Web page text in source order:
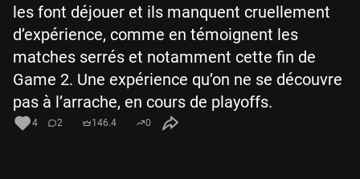
les font déjouer et ils manquent cruellement
d’expérience, comme en témoignent les
matches serrés et notamment cette fin de
Game 2. Une expérience qu’on ne se découvre
pas à l’arrache, en cours de playoffs.
4 2 146.4 0